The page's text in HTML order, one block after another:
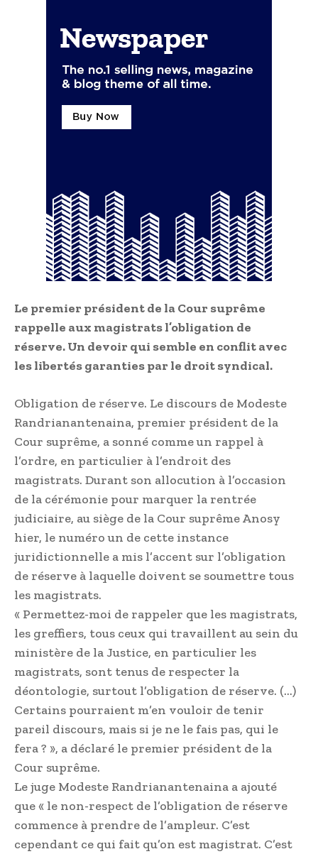
Le premier président de la Cour suprême
rappelle aux magistrats l’obligation de
réserve. Un devoir qui semble en conflit avec
les libertés garanties par le droit syndical.
Obligation de réserve. Le discours de Modeste
Randrianante­naina, premier président de la
Cour suprême, a sonné comme un rappel à
l’ordre, en particulier à l’endroit des
magistrats. Durant son allocution à l’occasion
de la cérémonie pour marquer la rentrée
judiciaire, au siège de la Cour suprême Anosy
hier, le numéro un de cette instance
juridictionnelle a mis l’accent sur l’obligation
de réserve à laquelle doivent se soumettre tous
les magistrats.
« Permettez-moi de rappeler que les magistrats,
les greffiers, tous ceux qui travaillent au sein du
ministère de la Justice, en particulier les
magistrats, sont tenus de respecter la
déontologie, surtout l’obligation de réserve. (…)
Certains pourraient m’en vouloir de tenir
pareil discours, mais si je ne le fais pas, qui le
fera ? », a déclaré le premier président de la
Cour suprême.
Le juge Modeste Ran­dria­nantenaina a ajouté
que « le non-respect de l’obligation de réserve
commence à prendre de l’ampleur. C’est
cependant ce qui fait qu’on est magistrat. C’est